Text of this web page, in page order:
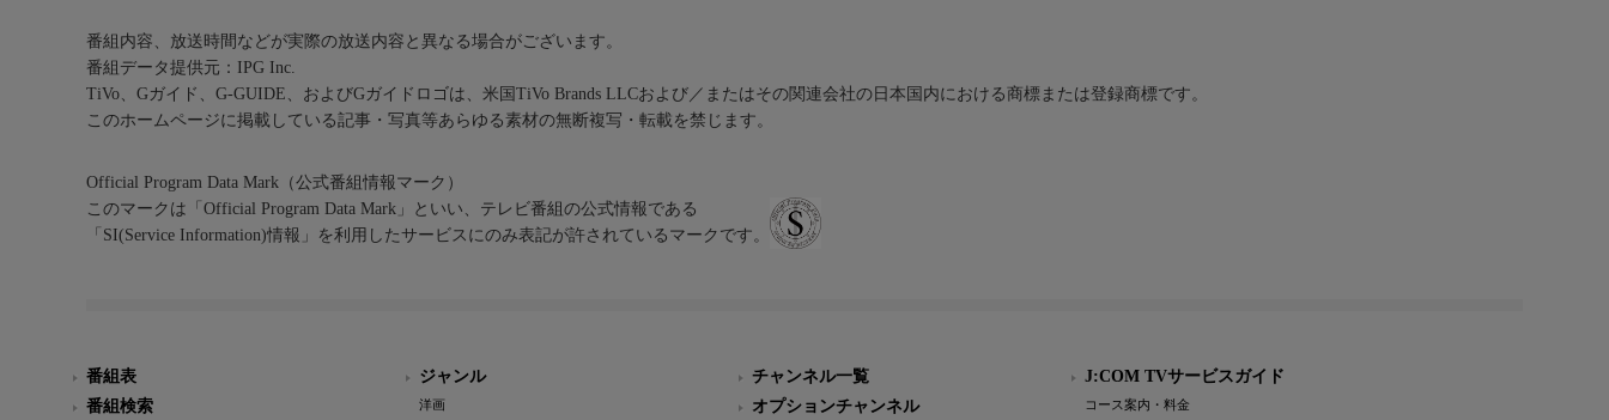
番組内容、放送時間などが実際の放送内容と異なる場合がございます。
番組データ提供元：IPG Inc.
TiVo、Gガイド、G-GUIDE、およびGガイドロゴは、米国TiVo Brands LLCおよび／またはその関連会社の日本国内における商標または登録商標です。
このホームページに掲載している記事・写真等あらゆる素材の無断複写・転載を禁じます。
Official Program Data Mark（公式番組情報マーク）
このマークは「Official Program Data Mark」といい、テレビ番組の公式情報である
「SI(Service Information)情報」を利用したサービスにのみ表記が許されているマークです。
番組表
番組検索
ジャンル
洋画
チャンネル一覧
オプションチャンネル
J:COM TVサービスガイド
コース案内・料金